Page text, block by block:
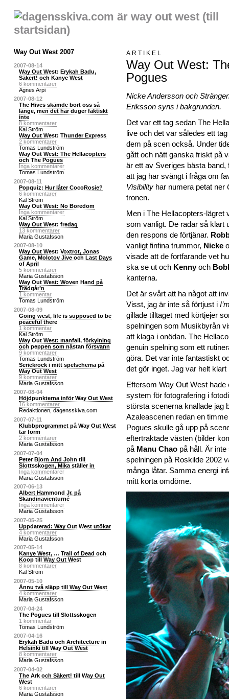
Way Out West 2007
2007-08-14
Way Out West: Erykah Badu,
Säkert! och Kanye West
6 kommentarer
Agnes Arpi
2007-08-12
The Hives skämde bort oss så
länge, men det här duger faktiskt
inte
8 kommentarer
Kal Ström
Way Out West: Thunder Express
2 kommentarer
Tomas Lundström
Way Out West: The Hellacopters
och The Pogues
Inga kommentarer
Tomas Lundström
2007-08-11
Popquiz: Hur låter CocoRosie?
6 kommentarer
Kal Ström
Way Out West: No Boredom
Inga kommentarer
Kal Ström
Way Out West: fredag
13 kommentarer
Maria Gustafsson
2007-08-10
Way Out West: Voxtrot, Jonas
Game, Molotov Jive och Last Days
of April
5 kommentarer
Maria Gustafsson
Way Out West: Woven Hand på
Trädgår’n
1 kommentar
Tomas Lundström
2007-08-09
Going west, life is supposed to be
peaceful there
1 kommentar
Kal Ström
Way Out West: manfall, förkylning
och peppen som nästan försvann
9 kommentarer
Tomas Lundström
Seriekrock i mitt spelschema på
Way Out West
9 kommentarer
Maria Gustafsson
2007-08-04
Höjdpunkterna inför Way Out West
16 kommentarer
Redaktionen, dagensskiva.com
2007-07-11
Klubbprogrammet på Way Out West
tar form
2 kommentarer
Maria Gustafsson
2007-07-04
Peter Bjorn And John till
Slottsskogen, Mika ställer in
Inga kommentarer
Maria Gustafsson
2007-06-13
Albert Hammond Jr. på
Skandinavienturné
Inga kommentarer
Maria Gustafsson
2007-05-25
Uppdaterad: Way Out West utökar
4 kommentarer
Maria Gustafsson
2007-05-14
Kanye West, … Trail of Dead och
Koop till Way Out West
8 kommentarer
Kal Ström
2007-05-10
Ännu två släpp till Way Out West
4 kommentarer
Maria Gustafsson
2007-04-24
The Pogues till Slottsskogen
1 kommentar
Tomas Lundström
2007-04-16
Erykah Badu och Architecture in
Helsinki till Way Out West
8 kommentarer
Maria Gustafsson
2007-04-02
The Ark och Säkert! till Way Out
West
6 kommentarer
Maria Gustafsson
ARTIKEL
Way Out West:
Pogues
Nicke Andersson och
Eriksson syns i bakgrunden.
Det var ett tag sedan The
live och det var således ett
dem på scen också. Under
gått och nätt ganska friskt på
är ett av Sveriges bästa
att jag har svängt i fråga om
Visibility har numera petat ner
tronen.
Men i The Hellacopters-lägret
som vanligt. De radar så klart
den respons de förtjänar.
vanligt finfina trummor, Nicke
visade att de fortfarande vet
ska se ut och Kennyoch
kanterna.
Det är svårt att ha något att
Visst, jag är inte så förtjust i
gillade tilltaget med körtjejer
spelningen som Musikbyrån
att klaga i onödan. The
genuin spelning som ett
göra. Det var inte fantastiskt
det gör inget. Jag var helt klart
Eftersom Way Out West hade
system för fotografering i
största scenerna knallade jag
Azaleascenen redan en
Pogues skulle gå upp på
eftertraktade västen (bilder
på Manu Chao på håll. Är
spelningen på Roskilde 2002
många låtar. Samma energi
mitt korta omdöme.